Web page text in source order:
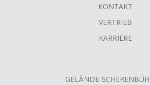
KONTAKT
VERTRIEB
KARRIERE
GELÄNDE-